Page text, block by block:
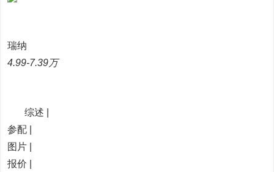
瑞纳
4.99-7.39万
综述 |
参配 |
图片 |
报价 |